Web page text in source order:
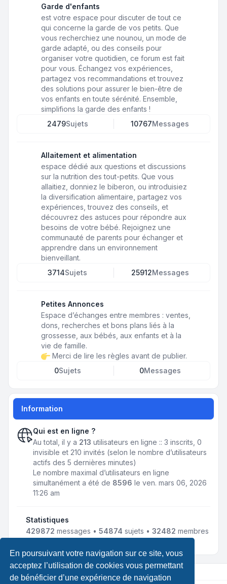
En poursuivant votre navigation sur ce site, vous
acceptez l’utilisation de cookies vous permettant
de bénéficier d’une expérience de navigation
Garde d'enfants
est votre espace pour discuter de tout ce
qui concerne la garde de vos petits. Que
vous recherchiez une nounou, un mode de
garde adapté, ou des conseils pour
organiser votre quotidien, ce forum est fait
pour vous. Échangez vos expériences,
partagez vos recommandations et trouvez
des solutions pour assurer le bien-être de
vos enfants en toute sérénité. Ensemble,
simplifions la garde des enfants !
2479Sujets 10767Messages
Allaitement et alimentation
espace dédié aux questions et discussions
sur la nutrition des tout-petits. Que vous
allaitiez, donniez le biberon, ou introduisiez
la diversification alimentaire, partagez vos
expériences, trouvez des conseils, et
découvrez des astuces pour répondre aux
besoins de votre bébé. Rejoignez une
communauté de parents pour échanger et
apprendre dans un environnement
bienveillant.
3714Sujets 25912Messages
Petites Annonces
Espace d’échanges entre membres : ventes,
dons, recherches et bons plans liés à la
grossesse, aux bébés, aux enfants et à la
vie de famille.
Merci de lire les règles avant de publier.
0Sujets 0Messages
Information
Qui est en ligne ?
Au total, il y a 213 utilisateurs en ligne :: 3 inscrits, 0
invisible et 210 invités (selon le nombre d’utilisateurs
actifs des 5 dernières minutes)
Le nombre maximal d’utilisateurs en ligne
simultanément a été de 8596 le ven. mars 06, 2026
11:26 am
Statistiques
429872 messages • 54874 sujets • 32482 membres